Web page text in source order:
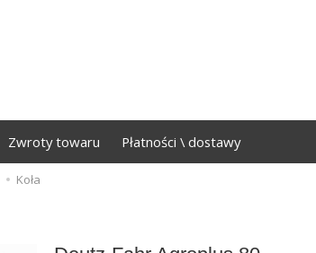
Zwroty towaru Płatności \ dostawy
Koła